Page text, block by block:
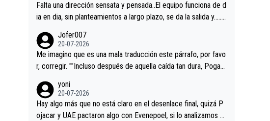
Falta una dirección sensata y pensada..El equipo funciona de d
ia en dia, sin planteamientos a largo plazo, se da la salida y…..v
a, Minguez, Velez etc etc.Me da pena vivir estos momentos t
an tristes sin victorias.
Jofer007
20-07-2026
Me imagino que es una mala traducción este párrafo, por favo
r, corregir. ""Incluso después de aquella caída tan dura, Pogac
rd permaneció pegado a su rueda. Parecía increíble la forma
en la que era capaz de controlar el miedo", recordó."
yoni
20-07-2026
Hay algo más que no está claro en el desenlace final, quizá P
ojacar y UAE pactaron algo con Evenepoel, si lo analizamos P